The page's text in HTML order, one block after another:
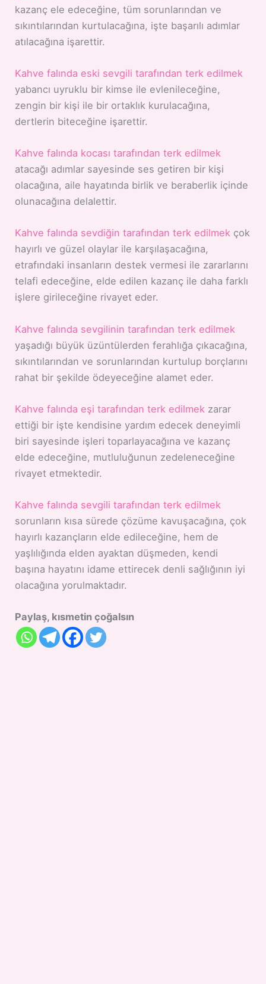
kazanç ele edeceğine, tüm sorunlarından ve
sıkıntılarından kurtulacağına, işte başarılı adımlar
atılacağına işarettir.
Kahve falında eski sevgili tarafından terk edilmek
yabancı uyruklu bir kimse ile evlenileceğine,
zengin bir kişi ile bir ortaklık kurulacağına,
dertlerin biteceğine işarettir.
Kahve falında kocası tarafından terk edilmek
atacağı adımlar sayesinde ses getiren bir kişi
olacağına, aile hayatında birlik ve beraberlik içinde
olunacağına delalettir.
Kahve falında sevdiğin tarafından terk edilmek çok
hayırlı ve güzel olaylar ile karşılaşacağına,
etrafındaki insanların destek vermesi ile zararlarını
telafi edeceğine, elde edilen kazanç ile daha farklı
işlere girileceğine rivayet eder.
Kahve falında sevgilinin tarafından terk edilmek
yaşadığı büyük üzüntülerden ferahlığa çıkacağına,
sıkıntılarından ve sorunlarından kurtulup borçlarını
rahat bir şekilde ödeyeceğine alamet eder.
Kahve falında eşi tarafından terk edilmek zarar
ettiği bir işte kendisine yardım edecek deneyimli
biri sayesinde işleri toparlayacağına ve kazanç
elde edeceğine, mutluluğunun zedeleneceğine
rivayet etmektedir.
Kahve falında sevgili tarafından terk edilmek
sorunların kısa sürede çözüme kavuşacağına, çok
hayırlı kazançların elde edileceğine, hem de
yaşlılığında elden ayaktan düşmeden, kendi
başına hayatını idame ettirecek denli sağlığının iyi
olacağına yorulmaktadır.
Paylaş, kısmetin çoğalsın